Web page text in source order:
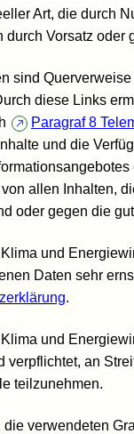
Art, die durch
Vorsatz oder
sind
diese Links
Paragraf 8
und die
allen Inhalten,
oder gegen die
und
Daten sehr
.
und
verpflichtet, an
teilzunehmen.
die verwendeten